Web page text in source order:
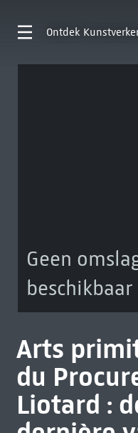
Ontdek
Geen
beschikbaar
Arts
du
Liotard :